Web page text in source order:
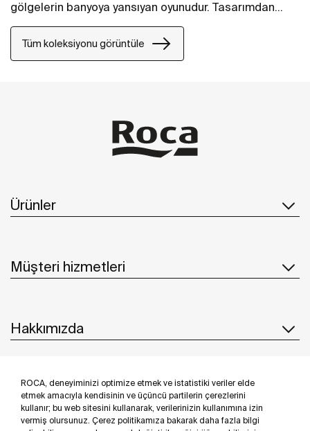
ROCA, deneyiminizi optimize etmek ve istatistiki veriler elde
etmek amacıyla kendisinin ve üçüncü partilerin çerezlerini
kullanır; bu web sitesini kullanarak, verilerinizin kullanımına izin
vermiş olursunuz. Çerez politikamıza bakarak daha fazla bilgi
gölgelerin banyoya yansıyan oyunudur. Tasarımdan
kullanılan teknolojiye, geri dönüştürülmüş
malzemelerden plastik içermeyen ambalajlara kadar
koleksiyonun her detayında yenilik ve sürdürülebilirlik
Tüm koleksiyonu görüntüle
Ürünler
Müşteri hizmetleri
Hakkımızda
İlham & Fikirler
Bizi takip edin